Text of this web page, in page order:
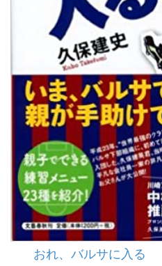
おれ、バルサに入る